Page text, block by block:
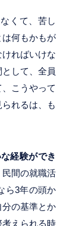
くて、苦し
何もかもが
ればいけな
して、全員
こうやって
れるは、も
経験ができ
民間の就職活
ら3年の頭か
の基準とか
えられる時